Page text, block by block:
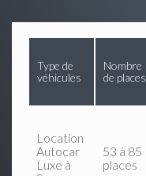
Type de
véhicules
Nombre
de places
Location
Autocar
Luxe à
53 à 85
places